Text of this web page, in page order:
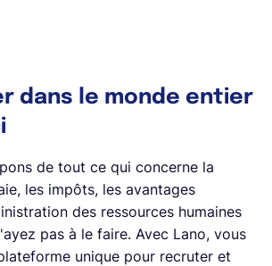
dans le monde entier
de tout ce qui concerne la
les impôts, les avantages
des ressources humaines
pas à le faire. Avec Lano, vous
unique pour recruter et